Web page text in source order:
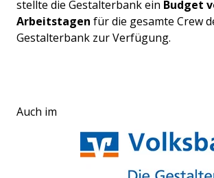
stellte die Gestalterbank ein Budget
Arbeitstagen für die gesamte Crew
Gestalterbank zur Verfügung.
Auch im